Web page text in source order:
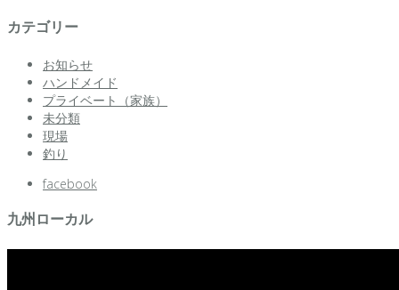
カテゴリー
お知らせ
ハンドメイド
プライベート（家族）
未分類
現場
釣り
facebook
九州ローカル